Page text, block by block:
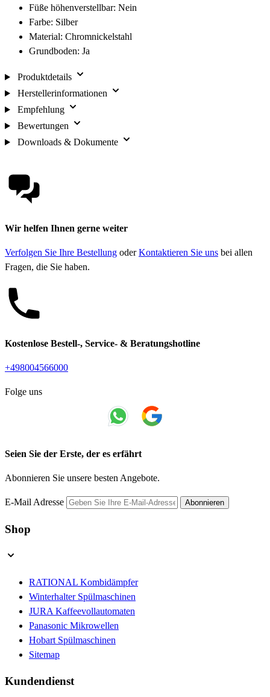
Füße höhenverstellbar: Nein
Farbe: Silber
Material: Chromnickelstahl
Grundboden: Ja
Produktdetails
Herstellerinformationen
Empfehlung
Bewertungen
Downloads & Dokumente
Wir helfen Ihnen gerne weiter
Verfolgen Sie Ihre Bestellung oderKontaktieren Sie uns bei allen
Fragen, die Sie haben.
Kostenlose Bestell-, Service- & Beratungshotline
+498004566000
Folge uns
Seien Sie der Erste, der es erfährt
Abonnieren Sie unsere besten Angebote.
E-Mail Adresse Abonnieren
Shop
RATIONAL Kombidämpfer
Winterhalter Spülmaschinen
JURA Kaffeevollautomaten
Panasonic Mikrowellen
Hobart Spülmaschinen
Sitemap
Kundendienst